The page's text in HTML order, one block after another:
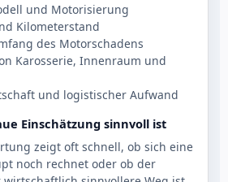
und Motorisierung
Kilometerstand
des Motorschadens
Karosserie, Innenraum und
und logistischer Aufwand
Einschätzung sinnvoll ist
zeigt oft schnell, ob sich eine
noch rechnet oder ob der